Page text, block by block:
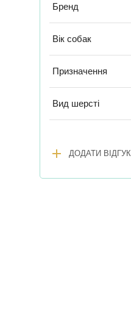
Бренд
Вік собак
Призначення
Вид шерсті
add ДОДАТИ ВІДГУК